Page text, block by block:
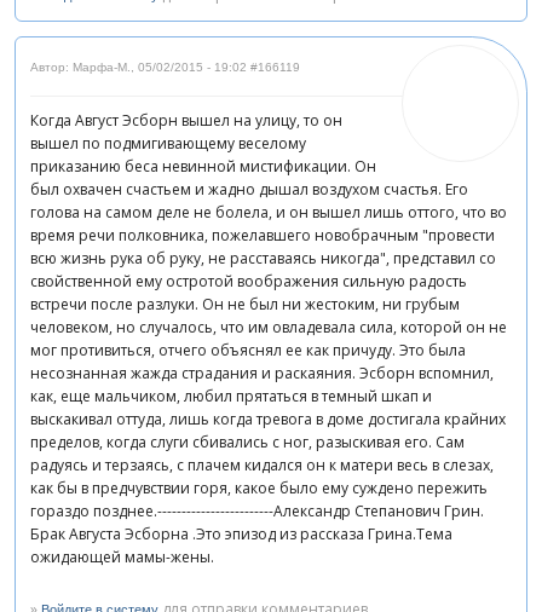
Автор: Марфа-М., 05/02/2015 - 19:02 #166119
Когда Август Эсборн вышел на улицу, то он
вышел по подмигивающему веселому
приказанию беса невинной мистификации. Он
был охвачен счастьем и жадно дышал воздухом счастья. Его
голова на самом деле не болела, и он вышел лишь оттого, что во
время речи полковника, пожелавшего новобрачным "провести
всю жизнь рука об руку, не расставаясь никогда", представил со
свойственной ему остротой воображения сильную радость
встречи после разлуки. Он не был ни жестоким, ни грубым
человеком, но случалось, что им овладевала сила, которой он не
мог противиться, отчего объяснял ее как причуду. Это была
несознанная жажда страдания и раскаяния. Эсборн вспомнил,
как, еще мальчиком, любил прятаться в темный шкап и
выскакивал оттуда, лишь когда тревога в доме достигала крайних
пределов, когда слуги сбивались с ног, разыскивая его. Сам
радуясь и терзаясь, с плачем кидался он к матери весь в слезах,
как бы в предчувствии горя, какое было ему суждено пережить
гораздо позднее.------------------------Александр Степанович Грин.
Брак Августа Эсборна .Это эпизод из рассказа Грина.Тема
ожидающей мамы-жены.